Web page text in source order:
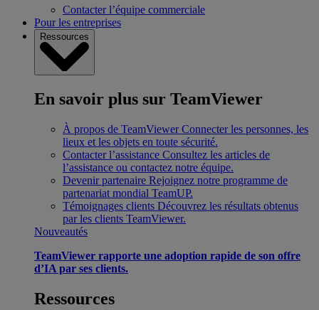
Contacter l’équipe commerciale
Pour les entreprises
Ressources
En savoir plus sur TeamViewer
À propos de TeamViewer Connecter les personnes, les
lieux et les objets en toute sécurité.
Contacter l’assistance Consultez les articles de
l’assistance ou contactez notre équipe.
Devenir partenaire Rejoignez notre programme de
partenariat mondial TeamUP.
Témoignages clients Découvrez les résultats obtenus
par les clients TeamViewer.
Nouveautés
TeamViewer rapporte une adoption rapide de son offre
d’IA par ses clients.
Ressources